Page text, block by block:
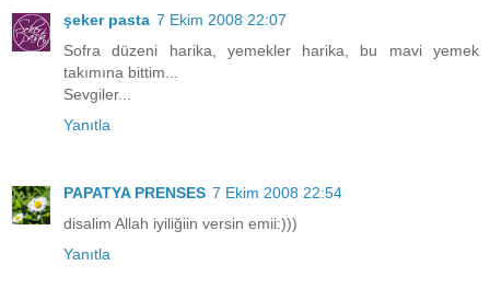
şeker pasta 7 Ekim 2008 22:07
Sofra düzeni harika, yemekler harika, bu mavi yemek
takımına bittim...
Sevgiler...
Yanıtla
PAPATYA PRENSES 7 Ekim 2008 22:54
disalim Allah iyiliğiin versin emii:)))
Yanıtla